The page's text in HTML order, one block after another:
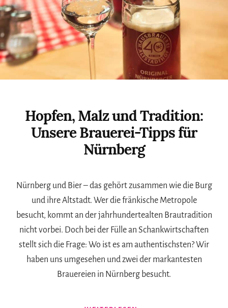
Hopfen, Malz und Tradition:
Unsere Brauerei-Tipps für
Nürnberg
Nürnberg und Bier – das gehört zusammen wie die Burg
und ihre Altstadt. Wer die fränkische Metropole
besucht, kommt an der jahrhundertealten Brautradition
nicht vorbei. Doch bei der Fülle an Schankwirtschaften
stellt sich die Frage: Wo ist es am authentischsten? Wir
haben uns umgesehen und zwei der markantesten
Brauereien in Nürnberg besucht.